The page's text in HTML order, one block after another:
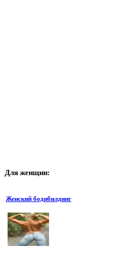
Для женщин:
Женский бодибилдинг